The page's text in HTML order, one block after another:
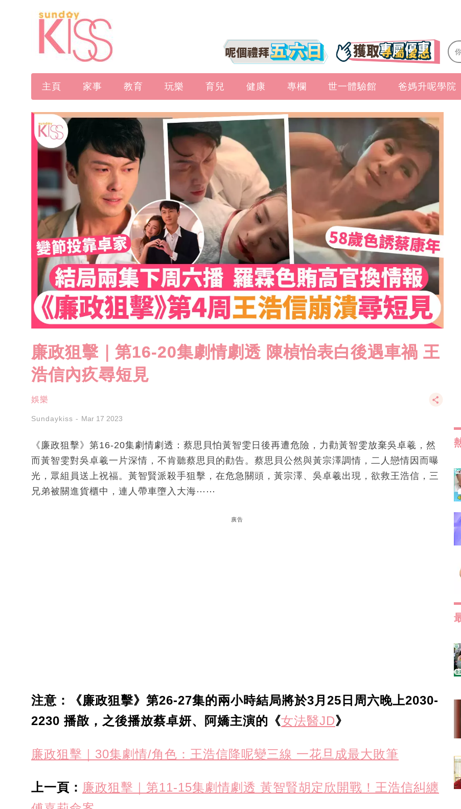
主頁 家事 教育 玩樂 育兒 健康 專欄 世一體驗館 爸媽升呢學院
廉政狙擊｜第16-20集劇情劇透 陳楨怡表白後遇車禍 王
浩信內疚尋短見
娛樂
Sundaykiss Mar 17 2023
《廉政狙擊》第16-20集劇情劇透：蔡思貝怕黃智雯日後再遭危險，力勸黃智雯放棄吳卓羲，然
而黃智雯對吳卓羲一片深情，不肯聽蔡思貝的勸告。蔡思貝公然與黃宗澤調情，二人戀情因而曝
光，眾組員送上祝福。黃智賢派殺手狙擊，在危急關頭，黃宗澤、吳卓羲出現，欲救王浩信，三
兄弟被關進貨櫃中，連人帶車墮入大海⋯⋯
廣告
注意：《廉政狙擊》第26-27集的兩小時結局將於3月25日周六晚上2030-
2230 播㪟，之後播放蔡卓妍、阿嬌主演的《女法醫JD》
廉政狙擊｜30集劇情/角色：王浩信降呢變三線 一花旦成最大敗筆
上一頁： 廉政狙擊｜第11-15集劇情劇透 黃智賢胡定欣開戰！王浩信糾纏